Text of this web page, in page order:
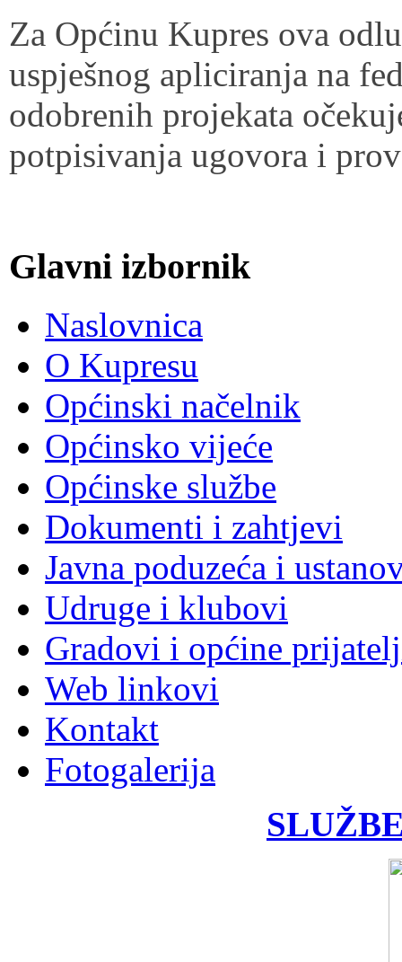
Za Općinu Kupres ova
uspješnog apliciranja na
odobrenih projekata
potpisivanja ugovora i
Glavni izbornik
Naslovnica
O Kupresu
Općinski načelnik
Općinsko vijeće
Općinske službe
Dokumenti i zahtjevi
Javna poduzeća i
Udruge i klubovi
Gradovi i općine
Web linkovi
Kontakt
Fotogalerija